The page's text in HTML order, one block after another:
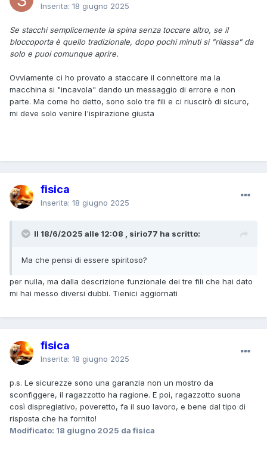
Inserita: 18 giugno 2025
Se stacchi semplicemente la spina senza toccare altro, se il
bloccoporta è quello tradizionale, dopo pochi minuti si "rilassa" da
solo e puoi comunque aprire.
Ovviamente ci ho provato a staccare il connettore ma la
macchina si "incavola" dando un messaggio di errore e non
parte. Ma come ho detto, sono solo tre fili e ci riuscirò di sicuro,
mi deve solo venire l'ispirazione giusta
fisica
Inserita: 18 giugno 2025
Il 18/6/2025 alle 12:08 , sirio77 ha scritto:
Ma che pensi di essere spiritoso?
per nulla, ma dalla descrizione funzionale dei tre fili che hai dato
mi hai messo diversi dubbi. Tienici aggiornati
fisica
Inserita: 18 giugno 2025
p.s. Le sicurezze sono una garanzia non un mostro da
sconfiggere, il ragazzotto ha ragione. E poi, ragazzotto suona
così dispregiativo, poveretto, fa il suo lavoro, e bene dal tipo di
risposta che ha fornito!
Modificato: 18 giugno 2025 da fisica